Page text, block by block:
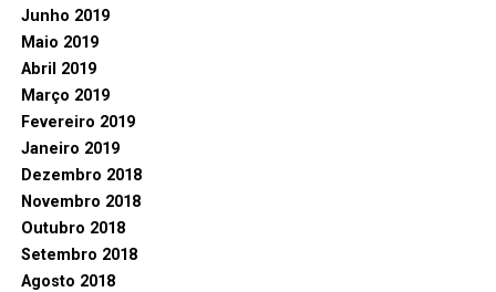
Junho 2019
Maio 2019
Abril 2019
Março 2019
Fevereiro 2019
Janeiro 2019
Dezembro 2018
Novembro 2018
Outubro 2018
Setembro 2018
Agosto 2018